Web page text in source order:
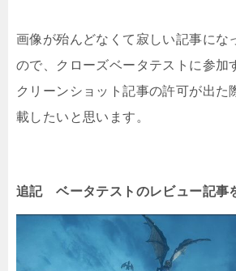
画像が殆んどなくて寂しい記事にな
ので、クローズベータテストに参加
クリーンショット記事の許可が出た
載したいと思います。
追記 ベータテストのレビュー記事